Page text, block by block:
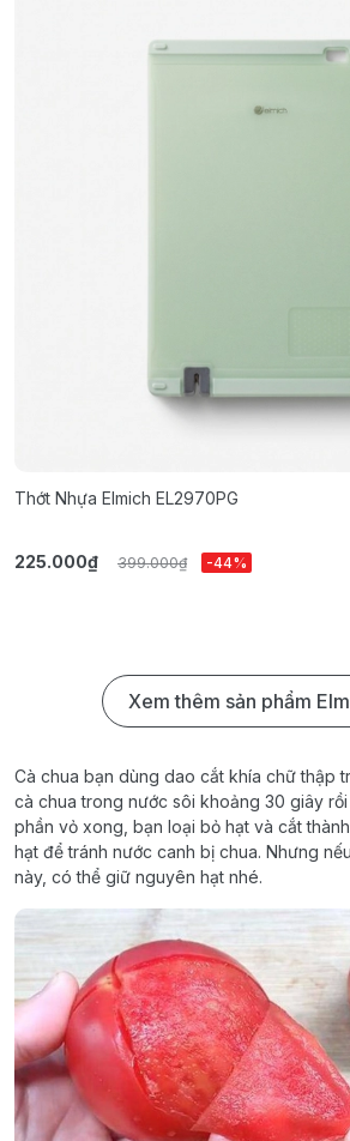
Thớt Nhựa Elmich EL2970PG
225.000₫ 399.000₫ -44%
Xem thêm sản phẩm
Cà chua bạn dùng dao cắt khía chữ thập
cà chua trong nước sôi khoảng 30 giây
phần vỏ xong, bạn loại bỏ hạt và cắt
hạt để tránh nước canh bị chua. Nhưng
này, có thể giữ nguyên hạt nhé.